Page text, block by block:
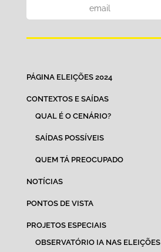
PÁGINA ELEIÇÕES 2024
CONTEXTOS E SAÍDAS
QUAL É O CENÁRIO?
SAÍDAS POSSÍVEIS
QUEM TÁ PREOCUPADO
NOTÍCIAS
PONTOS DE VISTA
PROJETOS ESPECIAIS
OBSERVATÓRIO IA NAS ELEIÇÕES